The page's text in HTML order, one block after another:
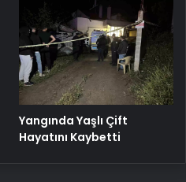
Yangında Yaşlı Çift
Hayatını Kaybetti